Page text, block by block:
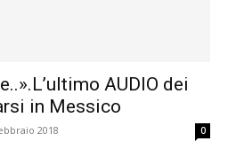
AUDIO dei
in Messico
2018 0